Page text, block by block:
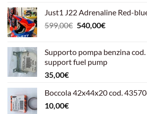
Just1 J22 Adrenaline Red-
599,00€ Il
era:
599,00€.
540,00€Il
è:
540,00€.
Supporto pompa benzina
support fuel pump
35,00€
Boccola 42x44x20 cod.
10,00€